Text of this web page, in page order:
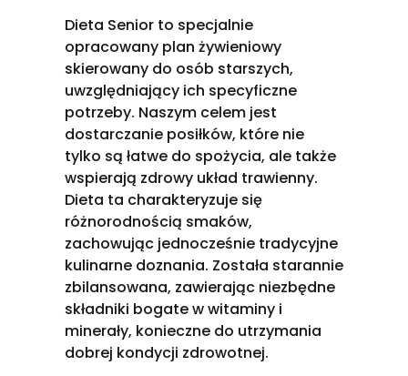
Dieta Senior to specjalnie
opracowany plan żywieniowy
skierowany do osób starszych,
uwzględniający ich specyficzne
potrzeby. Naszym celem jest
dostarczanie posiłków, które nie
tylko są łatwe do spożycia, ale także
wspierają zdrowy układ trawienny.
Dieta ta charakteryzuje się
różnorodnością smaków,
zachowując jednocześnie tradycyjne
kulinarne doznania. Została starannie
zbilansowana, zawierając niezbędne
składniki bogate w witaminy i
minerały, konieczne do utrzymania
dobrej kondycji zdrowotnej.